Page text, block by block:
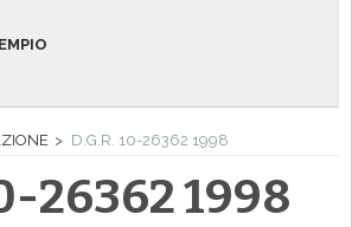
D.G.R. 10-26362 1998
26362 1998